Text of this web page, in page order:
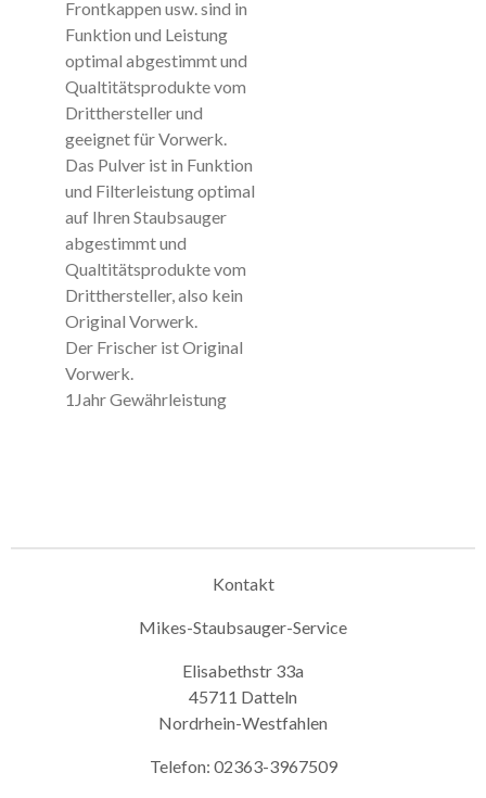
Frontkappen usw. sind in
Funktion und Leistung
optimal abgestimmt und
Qualtitätsprodukte vom
Dritthersteller und
geeignet für Vorwerk.
Das Pulver ist in Funktion
und Filterleistung optimal
auf Ihren Staubsauger
abgestimmt und
Qualtitätsprodukte vom
Dritthersteller, also kein
Original Vorwerk.
Der Frischer ist Original
Vorwerk.
1Jahr Gewährleistung
Kontakt
Mikes-Staubsauger-Service
Elisabethstr 33a
45711 Datteln
Nordrhein-Westfahlen
Telefon: 02363-3967509